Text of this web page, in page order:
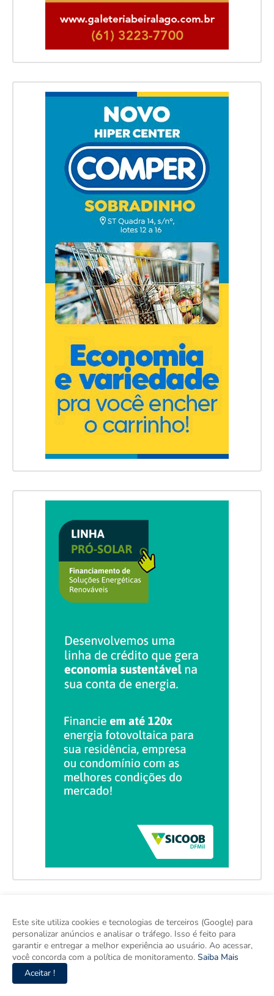
Este site utiliza cookies e tecnologias de terceiros (Google) para
personalizar anúncios e analisar o tráfego. Isso é feito para
garantir e entregar a melhor experiência ao usuário. Ao acessar,
você concorda com a política de monitoramento. Saiba Mais
Aceitar !